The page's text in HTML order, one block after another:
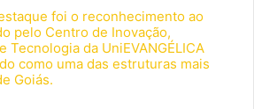
foi o reconhecimento ao
pelo Centro de Inovação,
Tecnologia da UniEVANGÉLICA
como uma das estruturas mais
Goiás.